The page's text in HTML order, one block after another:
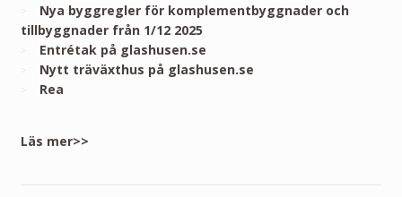
Nya byggregler för komplementbyggnader och
tillbyggnader från 1/12 2025
Entrétak på glashusen.se
Nytt träväxthus på glashusen.se
Rea
Läs mer>>